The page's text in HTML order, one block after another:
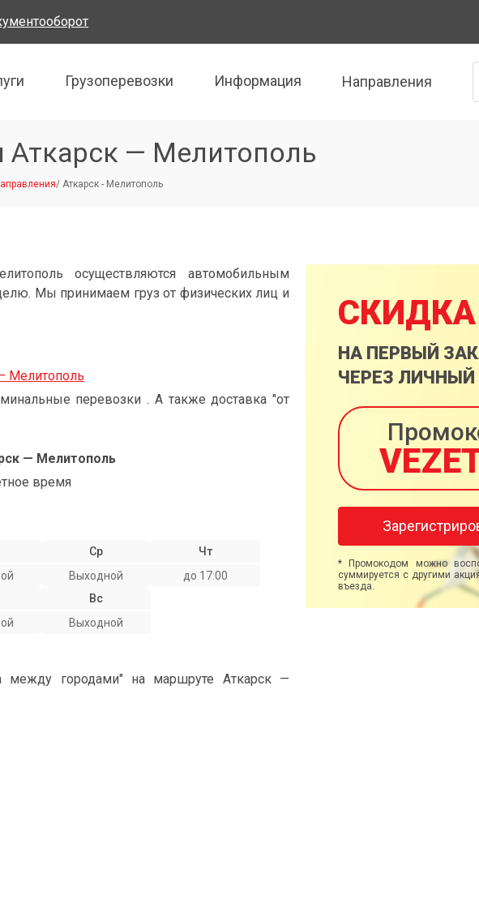
Грузоперевозки Информация Направления
Аткарск — Мелитополь
/ Аткарск - Мелитополь
осуществляются автомобильным
Мы принимаем груз от физических лиц и
Мелитополь
перевозки . А также доставка "от
— Мелитополь
время
Ср
Выходной
Чт
до 17:00
Вс
Выходной
между городами" на маршруте Аткарск —
СКИДКА
НА ПЕРВЫЙ
ЧЕРЕЗ ЛИЧНЫЙ
* Промокодом можно
суммируется с другими
въезда.